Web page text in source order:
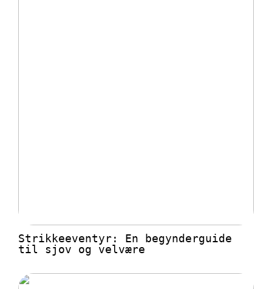
Strikkeeventyr: En begynderguide
til sjov og velvære